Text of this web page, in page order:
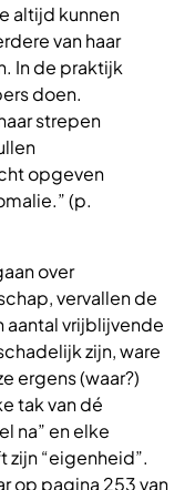
altijd kunnen
van haar
In de praktijk
doen.
strepen
opgeven
(p.
over
vervallen de
aantal vrijblijvende
zijn, ware
ergens (waar?)
tak van dé
na” en elke
“eigenheid”.
op pagina 253 van